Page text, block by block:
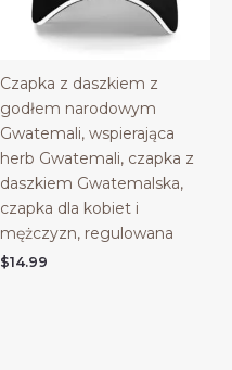
Czapka z daszkiem z
godłem narodowym
Gwatemali, wspierająca
herb Gwatemali, czapka z
daszkiem Gwatemalska,
czapka dla kobiet i
mężczyzn, regulowana
$14.99